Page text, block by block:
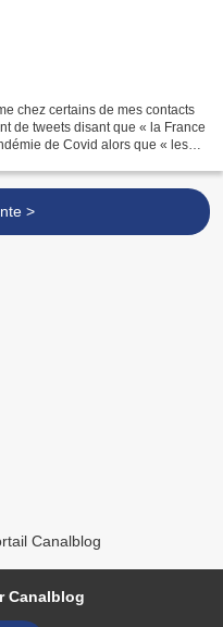
chez certains de mes contacts
de tweets disant que « la France
de Covid alors que « les
>
Canalblog
Canalblog